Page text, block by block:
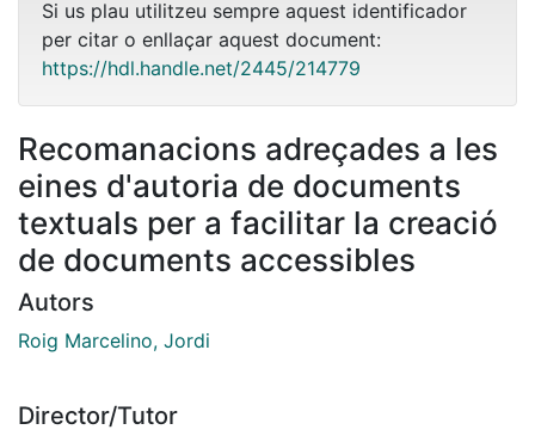
Si us plau utilitzeu sempre aquest identificador
per citar o enllaçar aquest document:
https://hdl.handle.net/2445/214779
Recomanacions adreçades a les
eines d'autoria de documents
textuals per a facilitar la creació
de documents accessibles
Autors
Roig Marcelino, Jordi
Director/Tutor